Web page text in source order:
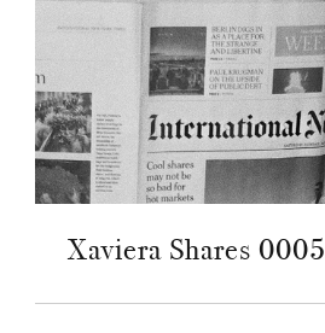
Xaviera Shares 0005